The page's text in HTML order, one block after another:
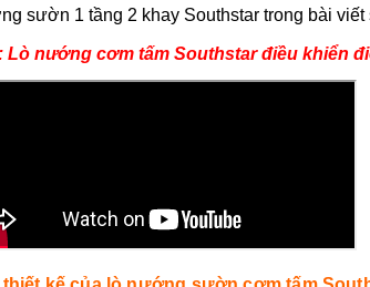
sườn 1 tầng 2 khay Southstar trong bài viết
Lò nướng cơm tấm Southstar điều khiển